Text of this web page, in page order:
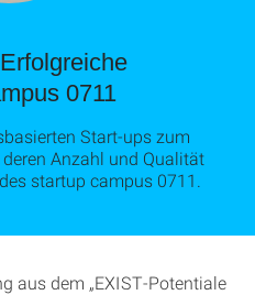
0711
Start-ups zum
Anzahl und Qualität
startup campus 0711.
aus dem „EXIST-Potentiale